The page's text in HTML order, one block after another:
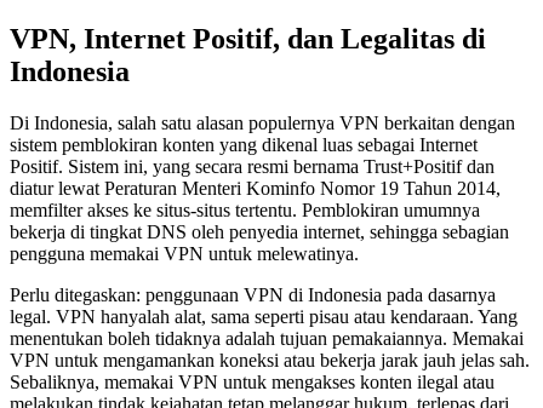
VPN, Internet Positif, dan Legalitas di
Indonesia
Di Indonesia, salah satu alasan populernya VPN berkaitan dengan
sistem pemblokiran konten yang dikenal luas sebagai Internet
Positif. Sistem ini, yang secara resmi bernama Trust+Positif dan
diatur lewat Peraturan Menteri Kominfo Nomor 19 Tahun 2014,
memfilter akses ke situs-situs tertentu. Pemblokiran umumnya
bekerja di tingkat DNS oleh penyedia internet, sehingga sebagian
pengguna memakai VPN untuk melewatinya.
Perlu ditegaskan: penggunaan VPN di Indonesia pada dasarnya
legal. VPN hanyalah alat, sama seperti pisau atau kendaraan. Yang
menentukan boleh tidaknya adalah tujuan pemakaiannya. Memakai
VPN untuk mengamankan koneksi atau bekerja jarak jauh jelas sah.
Sebaliknya, memakai VPN untuk mengakses konten ilegal atau
melakukan tindak kejahatan tetap melanggar hukum, terlepas dari